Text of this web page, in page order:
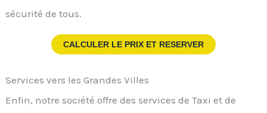
sécurité de tous.
CALCULER LE PRIX ET RESERVER
Services vers les Grandes Villes
Enfin, notre société offre des services de Taxi et de